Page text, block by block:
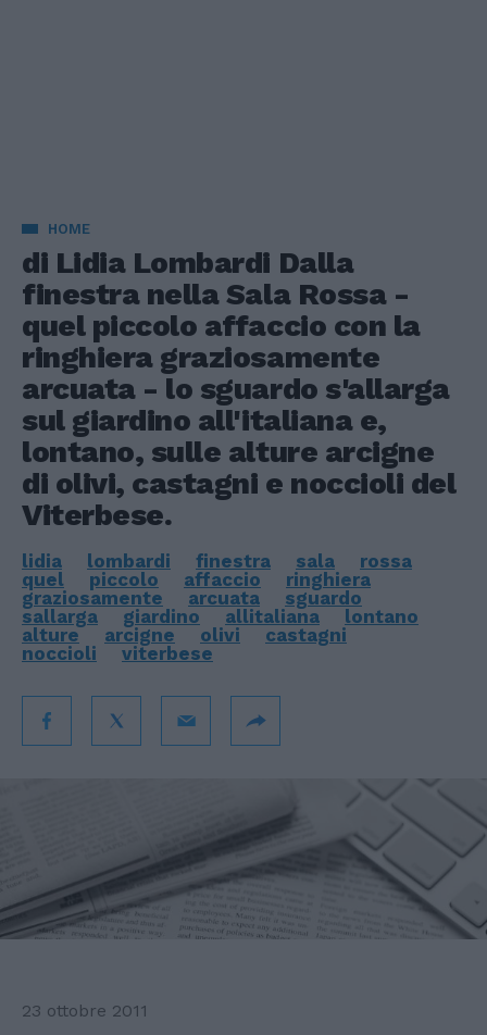
HOME
di Lidia Lombardi Dalla
finestra nella Sala Rossa -
quel piccolo affaccio con la
ringhiera graziosamente
arcuata - lo sguardo s'allarga
sul giardino all'italiana e,
lontano, sulle alture arcigne
di olivi, castagni e noccioli del
Viterbese.
lidia lombardi finestra sala
rossa
quel
piccolo affaccio
ringhiera
graziosamente
arcuata
sguardo
sallarga
giardino allitaliana
lontano
alture
arcigne olivi
castagni
noccioli
viterbese
23 ottobre 2011